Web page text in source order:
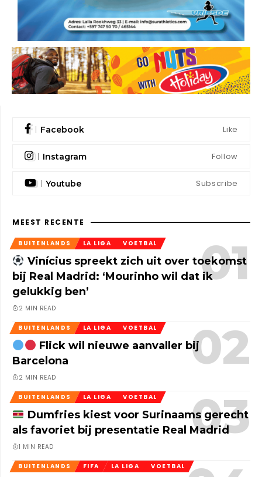
Facebook Like
Instagram Follow
Youtube Subscribe
MEEST RECENTE
BUITENLANDS LA LIGA VOETBAL
Vinícius spreekt zich uit over toekomst
bij Real Madrid: ‘Mourinho wil dat ik
gelukkig ben’
2 MIN READ
BUITENLANDS LA LIGA VOETBAL
Flick wil nieuwe aanvaller bij
Barcelona
2 MIN READ
BUITENLANDS LA LIGA VOETBAL
Dumfries kiest voor Surinaams gerecht
als favoriet bij presentatie Real Madrid
1 MIN READ
BUITENLANDS FIFA LA LIGA VOETBAL